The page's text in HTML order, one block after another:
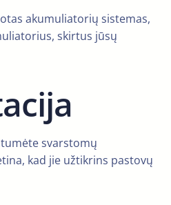
akumuliatorių sistemas,
skirtus jūsų
svarstomų
kad jie užtikrins pastovų